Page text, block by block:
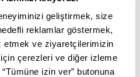
geliştirmek, size
reklamlar göstermek,
etmek ve ziyaretçilerimizin
çerezleri ve diğer izleme
izin ver” butonuna